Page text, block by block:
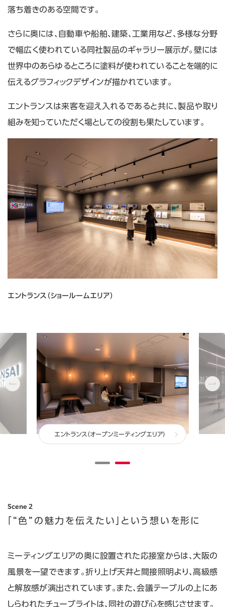
落ち着きのある空間です。
さらに奥には、自動車や船舶、建築、工業用など、多様な分野
で幅広く使われている同社製品のギャラリー展示が。壁には
世界中のあらゆるところに塗料が使われていることを端的に
伝えるグラフィックデザインが描かれています。
エントランスは来客を迎え入れるであると共に、製品や取り
組みを知っていただく場としての役割も果たしています。
エントランス（ショールームエリア）
エントランス（オープンミーティングエリア）
Scene 2
「“色”の魅力を伝えたい」という想いを形に
ミーティングエリアの奥に設置された応接室からは、大阪の
風景を一望できます。折り上げ天井と間接照明より、高級感
と解放感が演出されています。また、会議テーブルの上にあ
しらわれたチューブライトは、同社の遊び心を感じさせます。